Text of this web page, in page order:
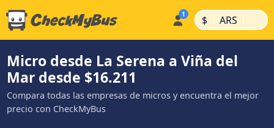
$ | ARS |
Micro desde La Serena a Viña del
Mar desde $16.211
Compara todas las empresas de micros y encuentra el mejor
precio con CheckMyBus